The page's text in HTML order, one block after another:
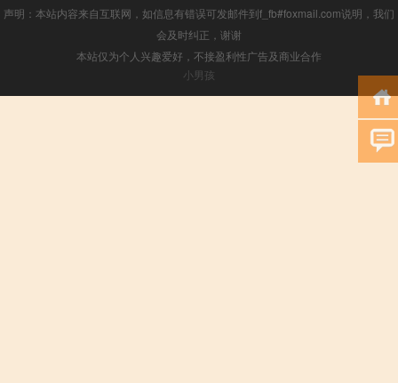
声明：本站内容来自互联网，如信息有错误可发邮件到f_fb#foxmail.com说明，我们
会及时纠正，谢谢
本站仅为个人兴趣爱好，不接盈利性广告及商业合作
小男孩